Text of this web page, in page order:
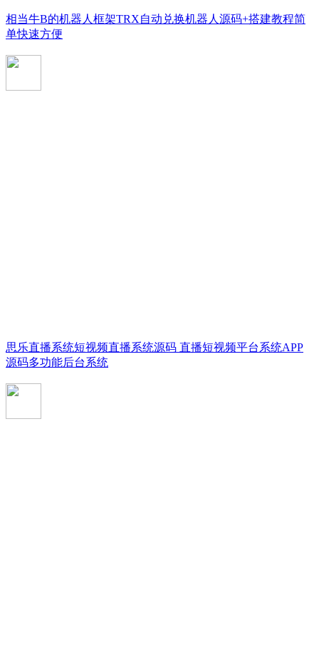
相当牛B的机器人框架TRX自动兑换机器人源码+搭建教程简
单快速方便
思乐直播系统短视频直播系统源码 直播短视频平台系统APP
源码多功能后台系统